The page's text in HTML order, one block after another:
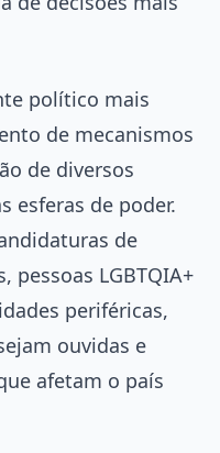
político mais
de mecanismos
de diversos
esferas de poder.
de
pessoas LGBTQIA+
periféricas,
ouvidas e
afetam o país